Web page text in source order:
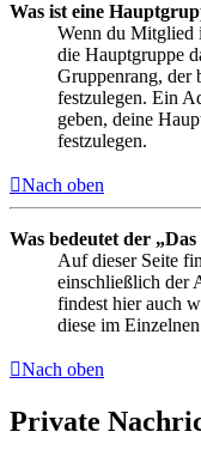
Was ist eine
Wenn du Mitglied
die Hauptgruppe
Gruppenrang, der
festzulegen. Ein
geben, deine
festzulegen.
Nach oben
Was bedeutet der
Auf dieser Seite
einschließlich der
findest hier auch
diese im
Nach oben
Private